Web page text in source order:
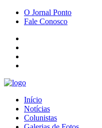
O Jornal Ponto
Fale Conosco
Início
Notícias
Colunistas